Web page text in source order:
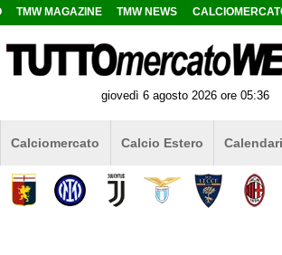
TMW MAGAZINE TMW NEWS
giovedì 6 agosto 2026 ore 05:36
Calciomercato Calcio Estero Calendari